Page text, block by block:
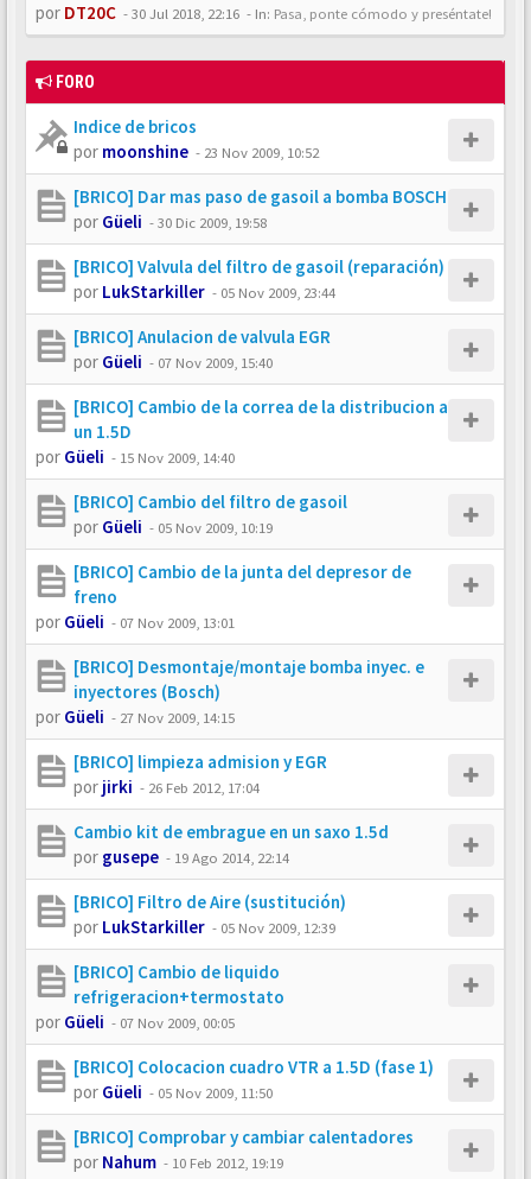
por DT20C -30 Jul 2018, 22:16 - In: Pasa, ponte cómodo y preséntate!
FORO
Indice de bricos
por moonshine - 23 Nov 2009, 10:52
[BRICO] Dar mas paso de gasoil a bomba BOSCH
por Güeli -30 Dic 2009, 19:58
[BRICO] Valvula del filtro de gasoil (reparación)
por LukStarkiller - 05 Nov 2009, 23:44
[BRICO] Anulacion de valvula EGR
por Güeli - 07 Nov 2009, 15:40
[BRICO] Cambio de la correa de la distribucion a
un 1.5D
por Güeli - 15 Nov 2009, 14:40
[BRICO] Cambio del filtro de gasoil
por Güeli - 05 Nov 2009, 10:19
[BRICO] Cambio de la junta del depresor de
freno
por Güeli - 07 Nov 2009, 13:01
[BRICO] Desmontaje/montaje bomba inyec. e
inyectores (Bosch)
por Güeli - 27 Nov 2009, 14:15
[BRICO] limpieza admision y EGR
por jirki - 26 Feb 2012, 17:04
Cambio kit de embrague en un saxo 1.5d
por gusepe - 19 Ago 2014, 22:14
[BRICO] Filtro de Aire (sustitución)
por LukStarkiller - 05 Nov 2009, 12:39
[BRICO] Cambio de liquido
refrigeracion+termostato
por Güeli - 07 Nov 2009, 00:05
[BRICO] Colocacion cuadro VTR a 1.5D (fase 1)
por Güeli - 05 Nov 2009, 11:50
[BRICO] Comprobar y cambiar calentadores
por Nahum - 10 Feb 2012, 19:19